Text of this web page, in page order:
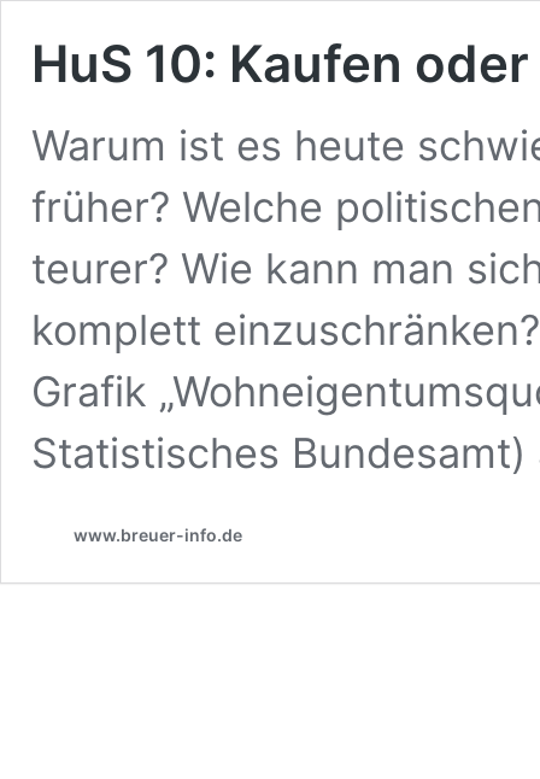
HuS 10: Kaufen
Warum ist es heute
früher? Welche
teurer? Wie kann man
komplett
Grafik
Statistisches
www.breuer-info.de